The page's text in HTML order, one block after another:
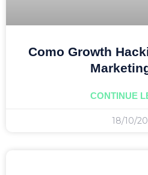
Como Growth
CONTINUE
18/10/